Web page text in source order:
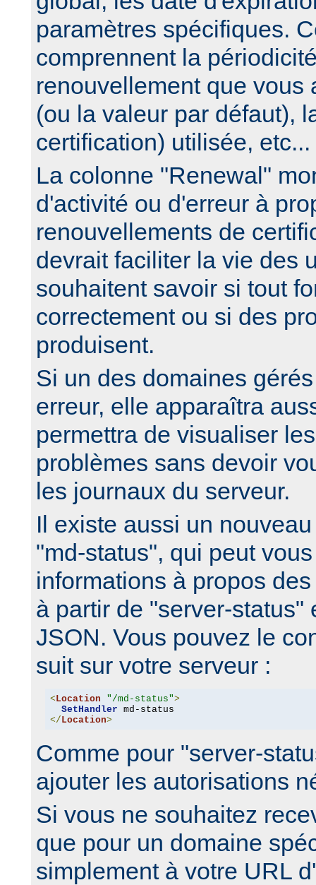
paramètres spécifiques.
comprennent la
renouvellement que vous
(ou la valeur par défaut),
certification) utilisée, etc...
La colonne "Renewal"
d'activité ou d'erreur à
renouvellements de
devrait faciliter la vie des
souhaitent savoir si tout
correctement ou si des
produisent.
Si un des domaines
erreur, elle apparaîtra
permettra de visualiser
problèmes sans devoir
les journaux du serveur.
Il existe aussi un
"md-status", qui peut
informations à propos
à partir de "server-status"
JSON. Vous pouvez le
suit sur votre serveur :
< Location "/md-status">
SetHandler
</ Location>
Comme pour "server-
ajouter les autorisations
Si vous ne souhaitez
que pour un domaine
simplement à votre URL